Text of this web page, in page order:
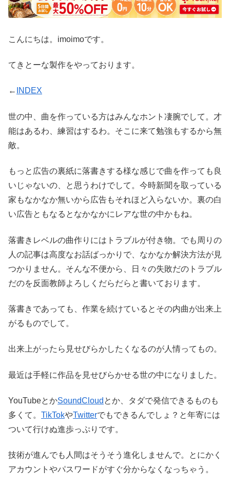
こんにちは。imoimoです。
てきとーな製作をやっております。
← INDEX
世の中、曲を作っている方はみんなホント凄腕でして。才
能はあるわ、練習はするわ。そこに来て勉強もするから無
敵。
もっと広告の裏紙に落書きする様な感じで曲を作っても良
いじゃないの、と思うわけでして。今時新聞を取っている
家もなかなか無いから広告もそれほど入らないか。裏の白
い広告ともなるとなかなかにレアな世の中かもね。
落書きレベルの曲作りにはトラブルが付き物。でも周りの
人の記事は高度なお話ばっかりで、なかなか解決方法が見
つかりません。そんな不便から、日々の失敗だのトラブル
だのを反面教師よろしくだらだらと書いております。
落書きであっても、作業を続けているとその内曲が出来上
がるものでして。
出来上がったら見せびらかしたくなるのが人情ってもの。
最近は手軽に作品を見せびらかせる世の中になりました。
YouTubeとかSoundCloud とか、タダで発信できるものも
多くて。 TikTokやTwitterでもできるんでしょ？と年寄には
ついて行けぬ進歩っぷりです。
技術が進んでも人間はそうそう進化しませんで。とにかく
アカウントやパスワードがすぐ分からなくなっちゃう。